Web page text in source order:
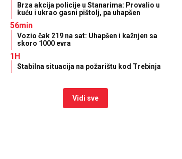
Brza akcija policije u Stanarima: Provalio u
kuću i ukrao gasni pištolj, pa uhapšen
56min
Vozio čak 219 na sat: Uhapšen i kažnjen sa
skoro 1000 evra
1H
Stabilna situacija na požarištu kod Trebinja
Vidi sve